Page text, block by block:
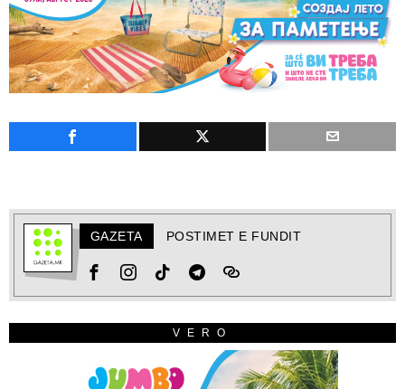
GAZETA POSTIMET E FUNDIT
VERO